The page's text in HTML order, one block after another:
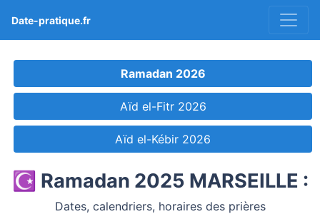
Date-pratique.fr
Ramadan 2026
Aïd el-Fitr 2026
Aïd el-Kébir 2026
☪️ Ramadan 2025 MARSEILLE :
Dates, calendriers, horaires des prières